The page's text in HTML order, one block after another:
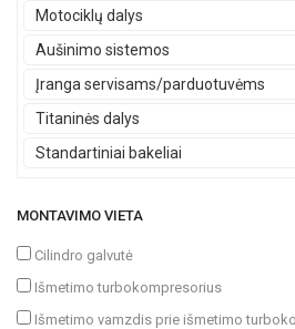
Motociklų dalys
Aušinimo sistemos
Įranga servisams/parduotuvėms
Titaninės dalys
Standartiniai bakeliai
MONTAVIMO VIETA
Cilindro galvutė
Išmetimo turbokompresorius
Išmetimo vamzdis prie išmetimo